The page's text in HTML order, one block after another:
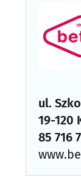
ul.
19-120
85 716